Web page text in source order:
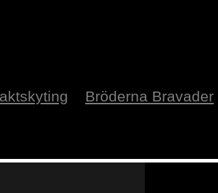
Bröderna Bravader